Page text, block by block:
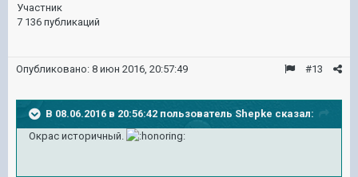
Участник
7 136 публикаций
#13
Опубликовано: 8 июн 2016, 20:57:49
В 08.06.2016 в 20:56:42 пользователь Shepke сказал:
Окрас историчный.